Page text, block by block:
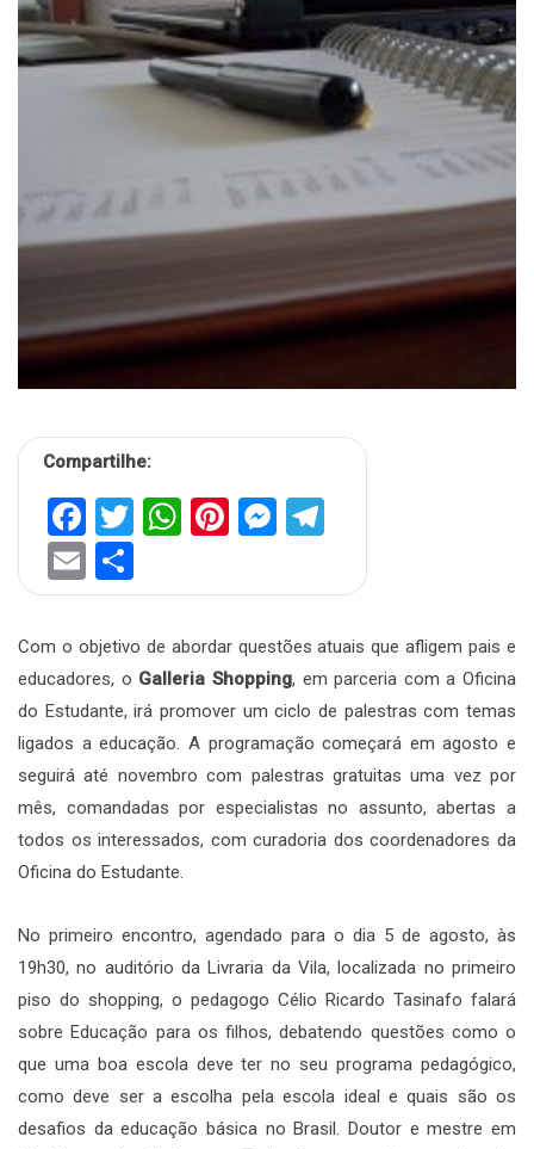
Compartilhe:
Facebook
Twitter
WhatsApp
Pinterest
Messenger
Email
Com o objetivo de abordar questões atuais que afligem pais e
educadores, o Galleria Shopping, em parceria com a Oficina
do Estudante, irá promover um ciclo de palestras com temas
ligados a educação. A programação começará em agosto e
seguirá até novembro com palestras gratuitas uma vez por
mês, comandadas por especialistas no assunto, abertas a
todos os interessados, com curadoria dos coordenadores da
Oficina do Estudante.
No primeiro encontro, agendado para o dia 5 de agosto, às
19h30, no auditório da Livraria da Vila, localizada no primeiro
piso do shopping, o pedagogo Célio Ricardo Tasinafo falará
sobre Educação para os filhos, debatendo questões como o
que uma boa escola deve ter no seu programa pedagógico,
como deve ser a escolha pela escola ideal e quais são os
desafios da educação básica no Brasil. Doutor e mestre em